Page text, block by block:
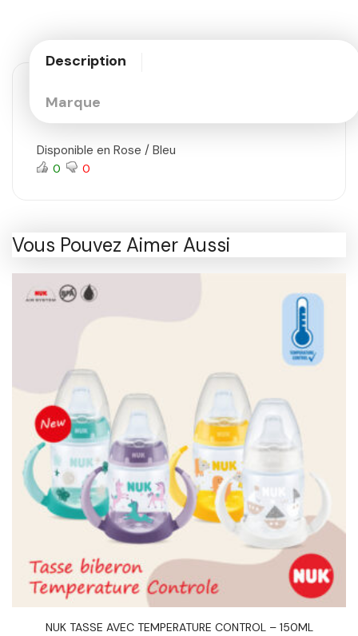
Description
Marque
Disponible en Rose / Bleu
0 0
Vous Pouvez Aimer Aussi
NUK TASSE AVEC TEMPERATURE CONTROL – 150ML